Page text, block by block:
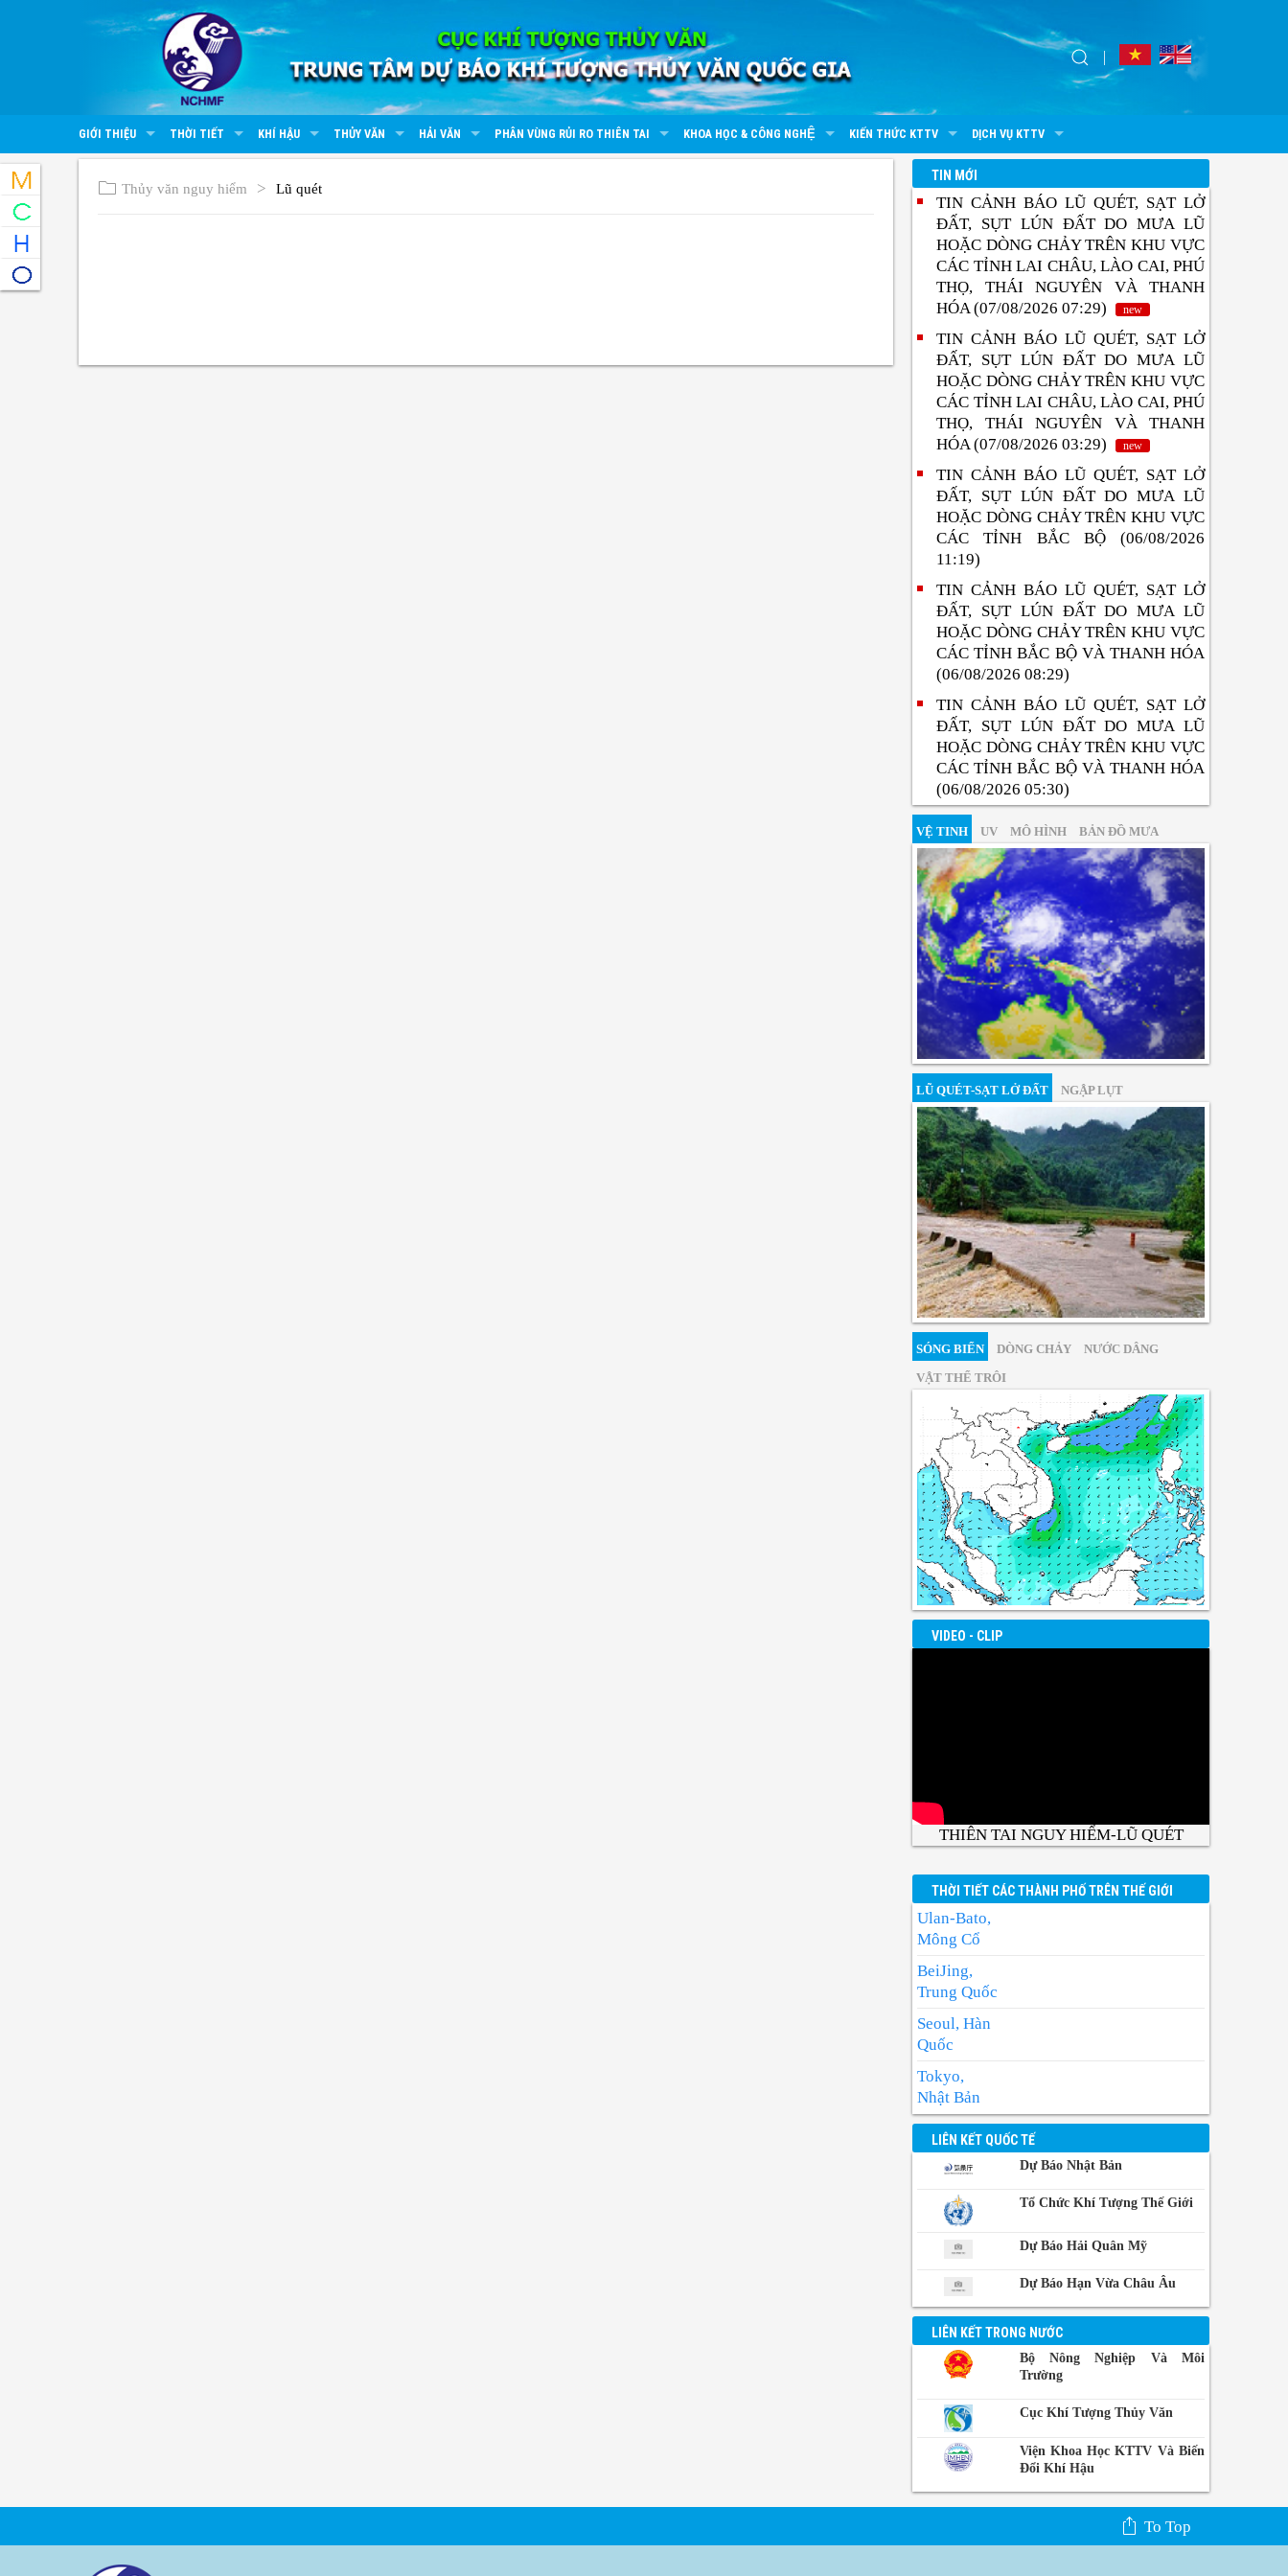
GIỚI THIỆU THỜI TIẾT KHÍ HẬU THỦY VĂN HẢI VĂN PHÂN VÙNG RỦI RO THIÊN TAI KHOA HỌC & CÔNG NGHỆ KIẾN THỨC KTTV DỊCH VỤ KTTV
Thủy văn nguy hiểm Lũ quét
TIN MỚI
TIN CẢNH BÁO LŨ QUÉT, SẠT LỞ
ĐẤT, SỤT LÚN ĐẤT DO MƯA LŨ
HOẶC DÒNG CHẢY TRÊN KHU VỰC
CÁC TỈNH LAI CHÂU, LÀO CAI, PHÚ
THỌ, THÁI NGUYÊN VÀ THANH
HÓA (07/08/2026 07:29)
new
TIN CẢNH BÁO LŨ QUÉT, SẠT LỞ
ĐẤT, SỤT LÚN ĐẤT DO MƯA LŨ
HOẶC DÒNG CHẢY TRÊN KHU VỰC
CÁC TỈNH LAI CHÂU, LÀO CAI, PHÚ
THỌ, THÁI NGUYÊN VÀ THANH
HÓA (07/08/2026 03:29)
new
TIN CẢNH BÁO LŨ QUÉT, SẠT LỞ
ĐẤT, SỤT LÚN ĐẤT DO MƯA LŨ
HOẶC DÒNG CHẢY TRÊN KHU VỰC
CÁC TỈNH BẮC BỘ (06/08/2026
11:19)
TIN CẢNH BÁO LŨ QUÉT, SẠT LỞ
ĐẤT, SỤT LÚN ĐẤT DO MƯA LŨ
HOẶC DÒNG CHẢY TRÊN KHU VỰC
CÁC TỈNH BẮC BỘ VÀ THANH HÓA
(06/08/2026 08:29)
TIN CẢNH BÁO LŨ QUÉT, SẠT LỞ
ĐẤT, SỤT LÚN ĐẤT DO MƯA LŨ
HOẶC DÒNG CHẢY TRÊN KHU VỰC
CÁC TỈNH BẮC BỘ VÀ THANH HÓA
(06/08/2026 05:30)
VỆ TINH UV MÔ HÌNH BẢN ĐỒ MƯA
LŨ QUÉT-SẠT LỞ ĐẤT NGẬP LỤT
SÓNG BIỂN DÒNG CHẢY
NƯỚC DÂNG
VẬT THỂ TRÔI
VIDEO - CLIP
THIÊN TAI NGUY HIỂM-LŨ QUÉT
THỜI TIẾT CÁC THÀNH PHỐ TRÊN THẾ GIỚI
Ulan-Bato,
Mông Cổ
BeiJing,
Trung Quốc
Seoul, Hàn
Quốc
Tokyo,
Nhật Bản
BangKok,
Thái Lan
Philippin
Penh,
Campuchia
LIÊN KẾT QUỐC TẾ
Dự Báo Nhật Bản
Tổ Chức Khí Tượng Thế Giới
Dự Báo Hải Quân Mỹ
Dự Báo Hạn Vừa Châu Âu
LIÊN KẾT TRONG NƯỚC
Bộ Nông Nghiệp Và Môi
Trường
Cục Khí Tượng Thủy Văn
Viện Khoa Học KTTV Và Biến
Đổi Khí Hậu
To Top